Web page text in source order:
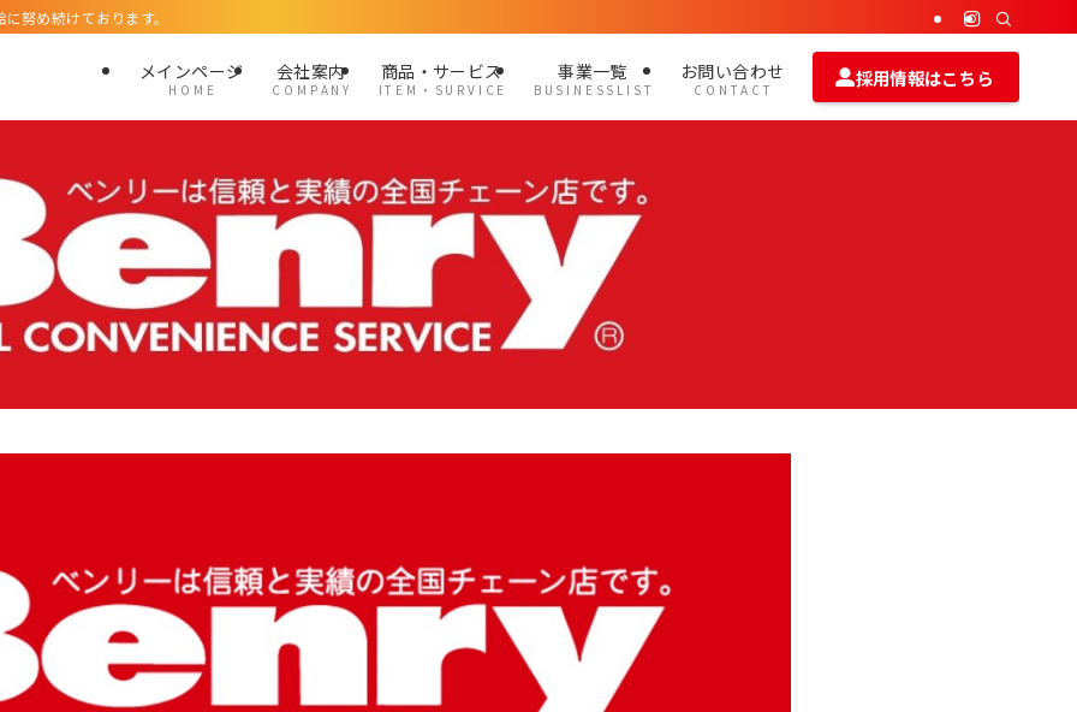
努め続けております。
メインページ
H O M E
会社案内
C O M P A N Y
商品・サービス
I T E M ・ S U R V I C E
事業一覧
B U S I N E S S L I S T
お問い合わせ
C O N T A C T 採用情報はこちら